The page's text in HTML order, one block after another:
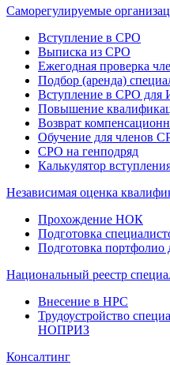
Саморегулируемые
Вступление в СРО
Выписка из СРО
Ежегодная проверка
Подбор (аренда)
Вступление в СРО для
Повышение
Возврат
Обучение для членов
СРО на генподряд
Калькулятор
Независимая оценка
Прохождение НОК
Подготовка
Подготовка
Национальный реестр
Внесение в НРС
Трудоустройство
НОПРИЗ
Консалтинг